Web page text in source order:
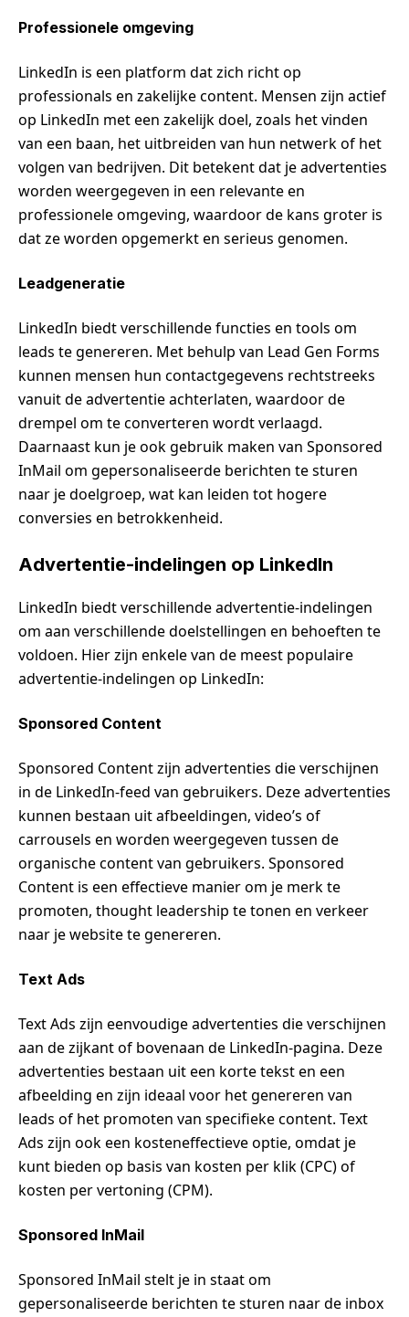
Professionele omgeving
LinkedIn is een platform dat zich richt op
professionals en zakelijke content. Mensen zijn actief
op LinkedIn met een zakelijk doel, zoals het vinden
van een baan, het uitbreiden van hun netwerk of het
volgen van bedrijven. Dit betekent dat je advertenties
worden weergegeven in een relevante en
professionele omgeving, waardoor de kans groter is
dat ze worden opgemerkt en serieus genomen.
Leadgeneratie
LinkedIn biedt verschillende functies en tools om
leads te genereren. Met behulp van Lead Gen Forms
kunnen mensen hun contactgegevens rechtstreeks
vanuit de advertentie achterlaten, waardoor de
drempel om te converteren wordt verlaagd.
Daarnaast kun je ook gebruik maken van Sponsored
InMail om gepersonaliseerde berichten te sturen
naar je doelgroep, wat kan leiden tot hogere
conversies en betrokkenheid.
Advertentie-indelingen op LinkedIn
LinkedIn biedt verschillende advertentie-indelingen
om aan verschillende doelstellingen en behoeften te
voldoen. Hier zijn enkele van de meest populaire
advertentie-indelingen op LinkedIn:
Sponsored Content
Sponsored Content zijn advertenties die verschijnen
in de LinkedIn-feed van gebruikers. Deze advertenties
kunnen bestaan uit afbeeldingen, video’s of
carrousels en worden weergegeven tussen de
organische content van gebruikers. Sponsored
Content is een effectieve manier om je merk te
promoten, thought leadership te tonen en verkeer
naar je website te genereren.
Text Ads
Text Ads zijn eenvoudige advertenties die verschijnen
aan de zijkant of bovenaan de LinkedIn-pagina. Deze
advertenties bestaan uit een korte tekst en een
afbeelding en zijn ideaal voor het genereren van
leads of het promoten van specifieke content. Text
Ads zijn ook een kosteneffectieve optie, omdat je
kunt bieden op basis van kosten per klik (CPC) of
kosten per vertoning (CPM).
Sponsored InMail
Sponsored InMail stelt je in staat om
gepersonaliseerde berichten te sturen naar de inbox